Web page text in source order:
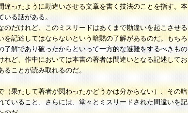
違ったように勘違いさせる文章を書く技法のことを指す。本
いる話がある。
のだけれど、このミスリードはあくまで勘違いを起こさせる
を記述してはならないという暗黙の了解があるのだ。もちろ
了解であり破ったからといって一方的な避難をするべきもの
れど、作中においては本書の著者は間違いとなる記述してお
ることが読み取れるのだ。
（果たして著者が関わったかどうかは分からない）、その暗
ていること、さらには、堂々とミスリードされた間違いを記